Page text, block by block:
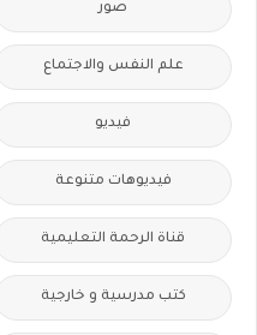
صور
علم النفس والاجتماع
فيديو
فيديوهات متنوعة
قناة الرحمة التعليمية
كتب مدرسية و خارجية